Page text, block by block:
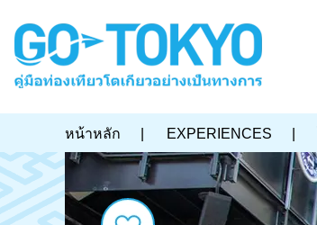
หน้าหลัก EXPERIENCES